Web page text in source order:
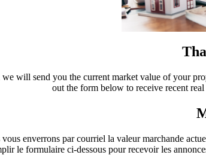
we will send you the current market value of your
out the form below to receive recent
enverrons par courriel la valeur marchande
le formulaire ci-dessous pour recevoir les